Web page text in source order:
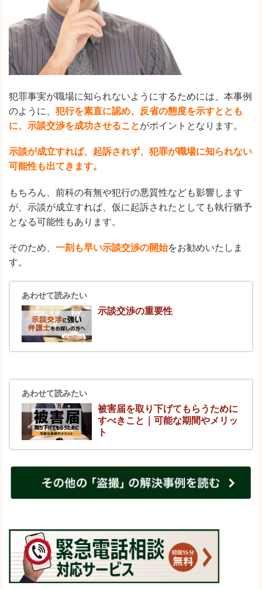
犯罪事実が職場に知られないようにするためには、本事例
のように、 犯行を素直に認め、反省の態度を示すととも
に、示談交渉を成功させることがポイントとなります。
示談が成立すれば、起訴されず、犯罪が職場に知られない
可能性も出てきます。
もちろん、前科の有無や犯行の悪質性なども影響します
が、示談が成立すれば、仮に起訴されたとしても執行猶予
となる可能性もあります。
そのため、 一刻も早い示談交渉の開始をお勧めいたしま
す。
あわせて読みたい
示談交渉の重要性
あわせて読みたい
被害届を取り下げてもらうために
すべきこと｜可能な期間やメリッ
ト